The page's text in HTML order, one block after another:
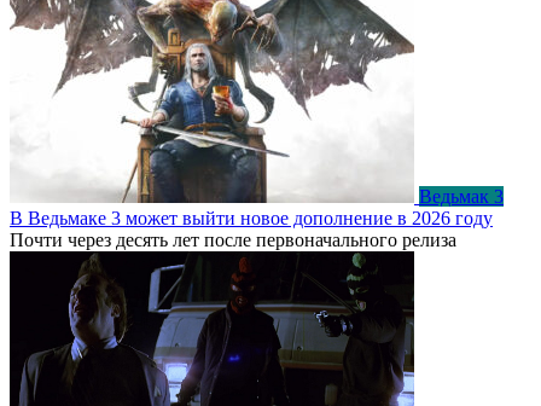
Ведьмак 3
В Ведьмаке 3 может выйти новое дополнение в 2026 году
Почти через десять лет после первоначального релиза